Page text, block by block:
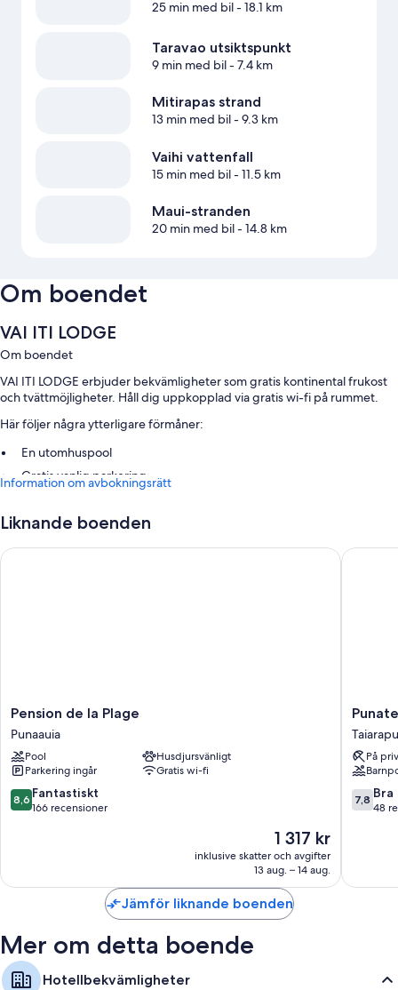
25 min med bil- 18.1 km
Taravao utsiktspunkt
9 min med bil- 7.4 km
Mitirapas strand
13 min med bil- 9.3 km
Vaihi vattenfall
15 min med bil- 11.5 km
Maui-stranden
20 min med bil- 14.8 km
Om boendet
VAI ITI LODGE
Om boendet
VAI ITI LODGE erbjuder bekvämligheter som gratis kontinental frukost
och tvättmöjligheter. Håll dig uppkopplad via gratis wi-fi på rummet.
Här följer några ytterligare förmåner:
En utomhuspool
Gratis vanlig parkering
Om rummen
Alla gästrum hos VAI ITI LODGE kan erbjuda bekvämligheter såsom
Information om avbokningsrätt
Liknande boenden
Pension
de
la
Plage
Punaauia
Pension de la Plage
Punaauia
Pool
Husdjursvänligt
Parkering ingår
Gratis wi-fi
8.6
av
8,6 Fantastiskt
166 recensioner
Priset
är
1 317 kr
1 317 kr
inklusive skatter och avgifter
13 aug. – 14 aug.
Pension de la Plage
Punatea
Village
EstPå
7.8
av
7,8 Bra
48
Punatea
Jämför liknande boenden
Mer om detta boende
Hotellbekvämligheter